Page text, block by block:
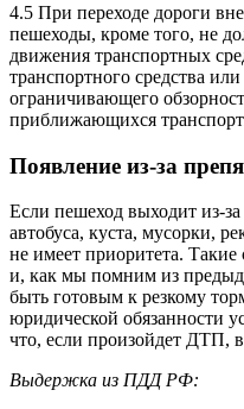
4.5 При переходе дороги
пешеходы, кроме того, не
движения транспортных
транспортного средства
ограничивающего
приближающихся
Появление из-за
Если пешеход выходит из-
автобуса, куста, мусорки,
не имеет приоритета.
и, как мы помним из
быть готовым к резкому
юридической обязанности
что, если произойдет ДТП,
Выдержка из ПДД РФ: